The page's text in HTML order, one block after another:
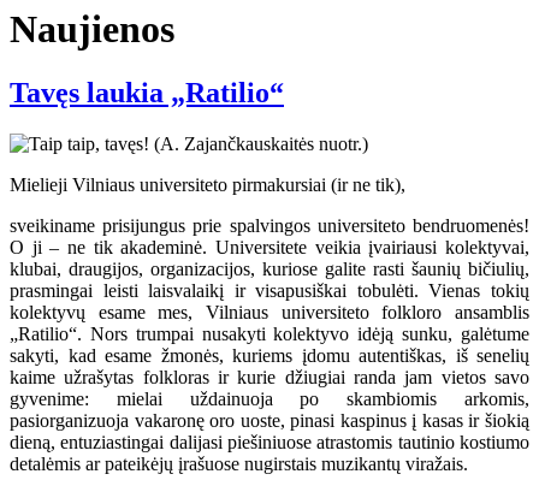
Naujienos
Tavęs laukia „Ratilio“
Mielieji Vilniaus universiteto pirmakursiai (ir ne tik),
sveikiname prisijungus prie spalvingos universiteto bendruomenės!
O ji – ne tik akademinė. Universitete veikia įvairiausi kolektyvai,
klubai, draugijos, organizacijos, kuriose galite rasti šaunių bičiulių,
prasmingai leisti laisvalaikį ir visapusiškai tobulėti. Vienas tokių
kolektyvų esame mes, Vilniaus universiteto folkloro ansamblis
„Ratilio“. Nors trumpai nusakyti kolektyvo idėją sunku, galėtume
sakyti, kad esame žmonės, kuriems įdomu autentiškas, iš senelių
kaime užrašytas folkloras ir kurie džiugiai randa jam vietos savo
gyvenime: mielai uždainuoja po skambiomis arkomis,
pasiorganizuoja vakaronę oro uoste, pinasi kaspinus į kasas ir šiokią
dieną, entuziastingai dalijasi piešiniuose atrastomis tautinio kostiumo
detalėmis ar pateikėjų įrašuose nugirstais muzikantų viražais.